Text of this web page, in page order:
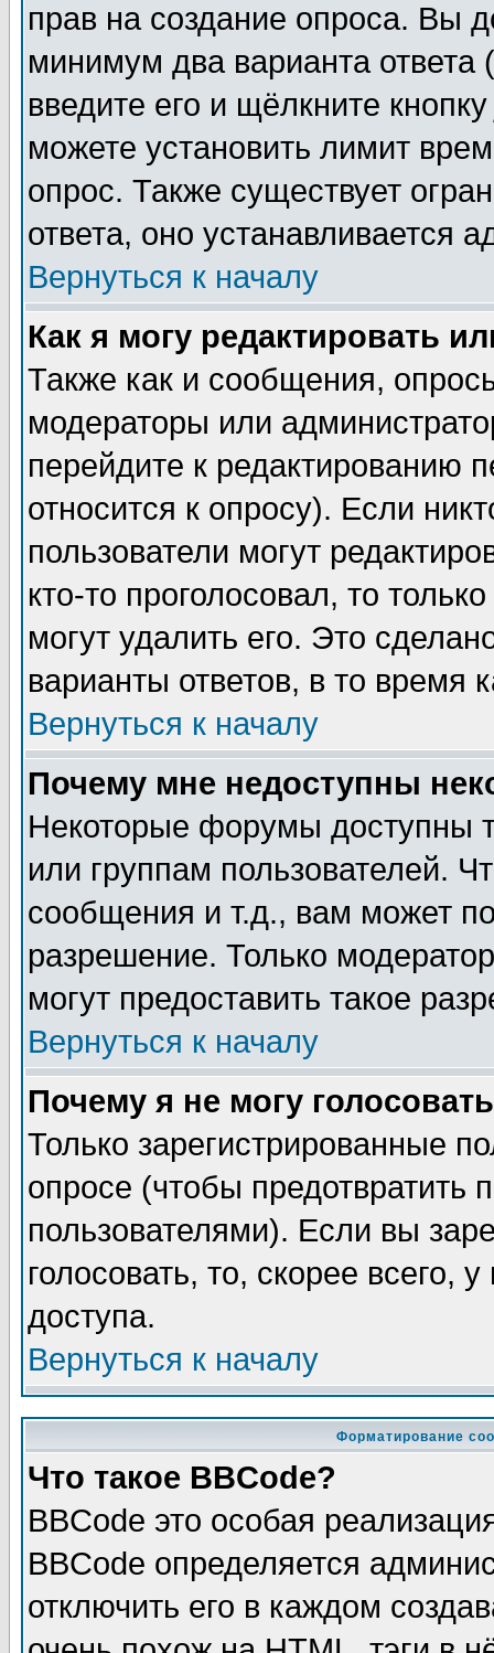
прав на создание опроса. Вы
минимум два варианта ответа
введите его и щёлкните
можете установить лимит
опрос. Также существует
ответа, оно устанавливается
Вернуться к началу
Как я могу редактировать
Также как и сообщения,
модераторы или
перейдите к редактированию
относится к опросу). Если
пользователи могут
кто-то проголосовал, то
могут удалить его. Это
варианты ответов, в то время
Вернуться к началу
Почему мне недоступны
Некоторые форумы доступны
или группам пользователей.
сообщения и т.д., вам может
разрешение. Только
могут предоставить такое
Вернуться к началу
Почему я не могу
Только зарегистрированные
опросе (чтобы предотвратить
пользователями). Если вы
голосовать, то, скорее всего,
доступа.
Вернуться к началу
Форматирование
Что такое BBCode?
BBCode это особая
BBCode определяется
отключить его в каждом